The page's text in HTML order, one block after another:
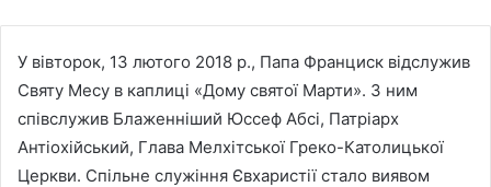
У вівторок, 13 лютого 2018 р., Папа Франциск відслужив
Святу Месу в каплиці «Дому святої Марти». З ним
співслужив Блаженніший Юссеф Абсі, Патріарх
Антіохійський, Глава Мелхітської Греко-Католицької
Церкви. Спільне служіння Євхаристії стало виявом